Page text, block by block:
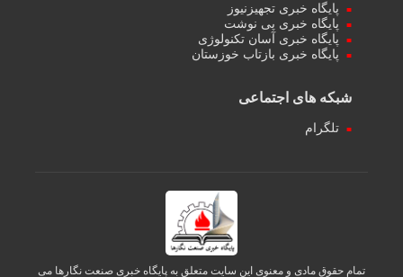
پایگاه خبری تجهیزنیوز
پایگاه خبری پی نوشت
پایگاه خبری آسان تکنولوژی
پایگاه خبری بازتاب خوزستان
شبکه های اجتماعی
تلگرام
تمام حقوق مادی و معنوی این سایت متعلق به پایگاه خبری صنعت نگارها می